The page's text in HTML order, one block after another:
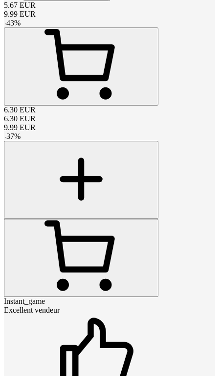
5.67 EUR
9.99 EUR
-43%
6.30 EUR
6.30 EUR
9.99 EUR
-37%
Instant_game
Excellent vendeur